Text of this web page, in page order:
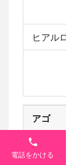
ヒアル
アゴ
クレヴ
電話をかける